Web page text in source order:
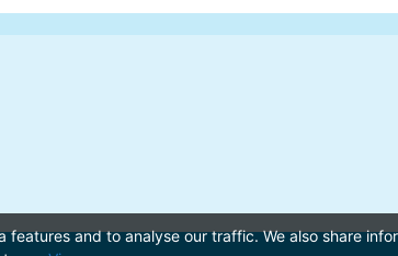
and to analyse our traffic. We also share